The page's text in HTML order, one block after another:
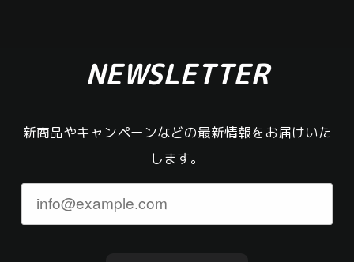
NEWSLETTER
新商品やキャンペーンなどの最新情報をお届けいた
します。